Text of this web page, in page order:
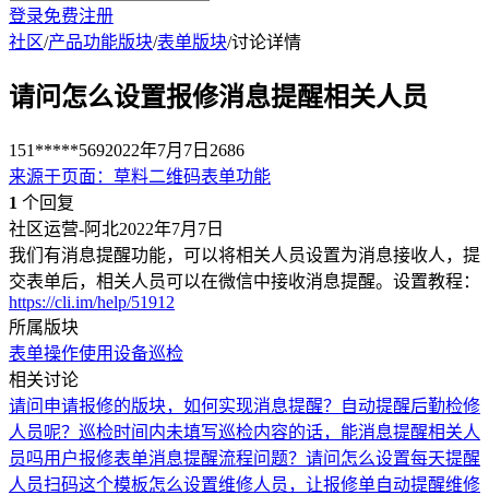
登录免费注册
社区/产品功能版块/表单版块/讨论详情
请问怎么设置报修消息提醒相关人员
151*****5692022年7月7日 2686
来源于页面 ： 草料二维码表单功能
1 个回复
社区运营-阿北2022年7月7日
我们有消息提醒功能，可以将相关人员设置为消息接收人，提
交表单后，相关人员可以在微信中接收消息提醒。设置教程：
https://cli.im/help/51912
所属版块
表单操作使用设备巡检
相关讨论
请问申请报修的版块，如何实现消息提醒？自动提醒后勤检修
人员呢？ 巡检时间内未填写巡检内容的话，能消息提醒相关人
员吗用户报修表单消息提醒流程问题？ 请问怎么设置每天提醒
人员扫码这个模板怎么设置维修人员，让报修单自动提醒维修